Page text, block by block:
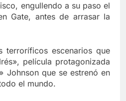
engullendo a su paso el
Gate, antes de arrasar la
terroríficos escenarios que
película protagonizada
Johnson que se estrenó en
el mundo.